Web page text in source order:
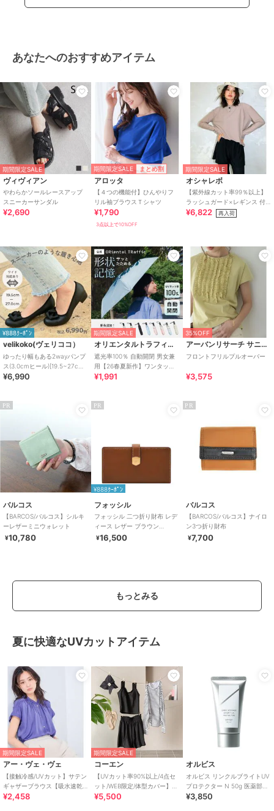
あなたへのおすすめアイテム
期間限定SALE
ヴィヴィアン
やわらかソールレースアップ
スニーカーサンダル
¥2,690
期間限定SALE まとめ割
アロッタ
【４つの機能付】ひんやりフ
リル袖ブラウスＴシャツ
¥1,790
3点以上で10%OFF
期間限定SALE
オシャレボ
【紫外線カット率99％以上】
ラッシュガード×レギンス 付
き タンキニ
¥6,822 再入荷
¥888ｸｰﾎﾟﾝ
velikoko(ヴェリココ）
ゆったり幅もある2wayパンプ
ス(3.0cmヒール)[19.5~27cm]
ラクチンきれいシューズ
¥6,990
期間限定SALE
オリエンタルトラフィック
遮光率100％ 自動開閉 男女兼
用【26春夏新作】ワンタッチ
晴雨兼用 折りたたみ傘 /G-
¥1,991
35%OFF
アーバンリサーチ サニーレーベル
フロントフリルプルオーバー
¥3,575
PR
バルコス
【BARCOS/バルコス】シルキ
ーレザーミニウォレット
¥10,780
PR
¥888ｸｰﾎﾟﾝ
フォッシル
フォッシル 二つ折り財布 レデ
ィース レザー ブラウン
SL10036200
¥16,500
PR
バルコス
【BARCOS/バルコス】ナイロ
ン3つ折り財布
¥7,700
もっとみる
夏に快適なUVカットアイテム
期間限定SALE
アー・ヴェ・ヴェ
【接触冷感/UVカット】サテン
ギャザーブラウス【吸水速乾/
イージーケア】
¥2,458
期間限定SALE
コーエン
【UVカット率90%以上/4点セ
ット/WEB限定/体型カバー】シ
ュシュ付きアソートスイムウ
¥5,500
オルビス
オルビス リンクルブライトUV
プロテクター N 50g 医薬部外
品（顔用日焼け止め）
¥3,850